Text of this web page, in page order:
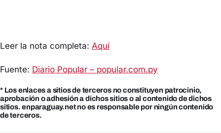
Leer la nota completa: Aquí
Fuente: Diario Popular – popular.com.py
* Los enlaces a sitios de terceros no constituyen patrocinio,
aprobación o adhesión a dichos sitios o al contenido de dichos
sitios. enparaguay.net no es responsable por ningún contenido
de terceros.